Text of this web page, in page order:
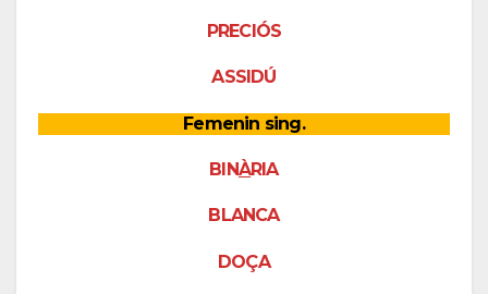
PRECIÓS
ASSIDÚ
Femenin sing.
BINÀRIA
BLANCA
DOÇA